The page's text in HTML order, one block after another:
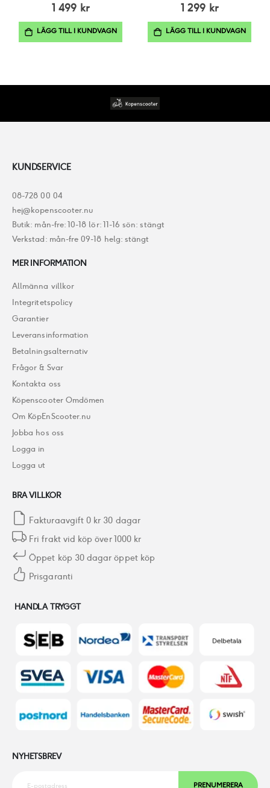
1 499 kr
LÄGG TILL I KUNDVAGN
1 299 kr
LÄGG TILL I KUNDVAGN
KUNDSERVICE
08-728 00 04
hej@kopenscooter.nu
Butik: mån-fre: 10-18 lör: 11-16 sön: stängt
Verkstad: mån-fre 09-18 helg: stängt
MER INFORMATION
Allmänna villkor
Integritetspolicy
Garantier
Leveransinformation
Betalningsalternativ
Frågor & Svar
Kontakta oss
Köpenscooter Omdömen
Om KöpEnScooter.nu
Jobba hos oss
Logga in
Logga ut
BRA VILLKOR
Fakturaavgift 0 kr 30 dagar
Fri frakt vid köp över 1000 kr
Öppet köp 30 dagar öppet köp
Prisgaranti
HANDLA TRYGGT
NYHETSBREV
PRENUMERERA